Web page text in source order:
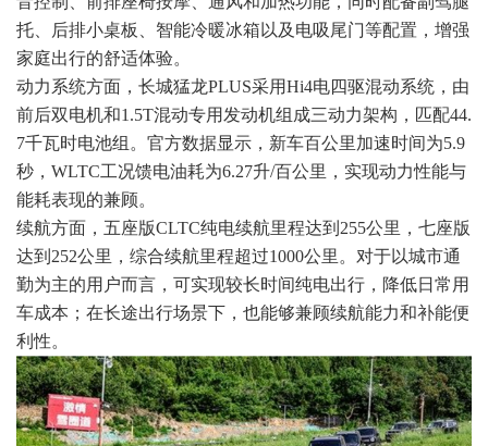
托、后排小桌板、智能冷暖冰箱以及电吸尾门等配置，增强
家庭出行的舒适体验。
动力系统方面，长城猛龙PLUS采用Hi4电四驱混动系统，由
前后双电机和1.5T混动专用发动机组成三动力架构，匹配44.
7千瓦时电池组。官方数据显示，新车百公里加速时间为5.9
秒，WLTC工况馈电油耗为6.27升/百公里，实现动力性能与
能耗表现的兼顾。
续航方面，五座版CLTC纯电续航里程达到255公里，七座版
达到252公里，综合续航里程超过1000公里。对于以城市通
勤为主的用户而言，可实现较长时间纯电出行，降低日常用
车成本；在长途出行场景下，也能够兼顾续航能力和补能便
利性。